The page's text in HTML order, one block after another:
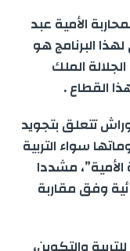
الأمية عبد
البرنامج هو
الملك
القطاع .
تتعلق بتجويد
سواء التربية
الأمية”، مشددا
وفق مقاربة